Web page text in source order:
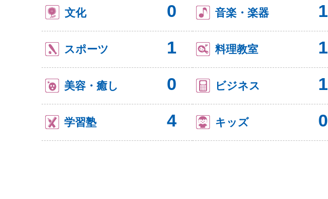
文化 0 音楽・楽器 1
スポーツ 1 料理教室 1
美容・癒し 0 ビジネス 1
学習塾 4 キッズ 0